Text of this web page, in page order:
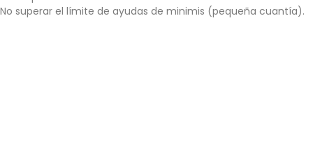
No superar el límite de ayudas de minimis (pequeña cuantía).